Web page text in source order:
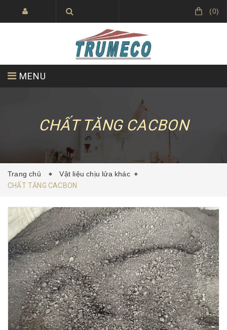
(0)
MENU
SẢN PHẨM
DỰ ÁN ĐÃ THỰC HIỆN
LIÊN HỆ TRUMECO
CHẤT TĂNG CACBON
Trang chủ
Vật liệu chịu lửa khác
CHẤT TĂNG CACBON